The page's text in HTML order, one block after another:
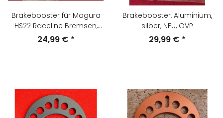
Brakebooster für Magura
HS22 Raceline Bremsen,
Stahl, gelb, NEU
24,99 € *
Brakebooster, Aluminium,
silber, NEU, OVP
29,99 € *